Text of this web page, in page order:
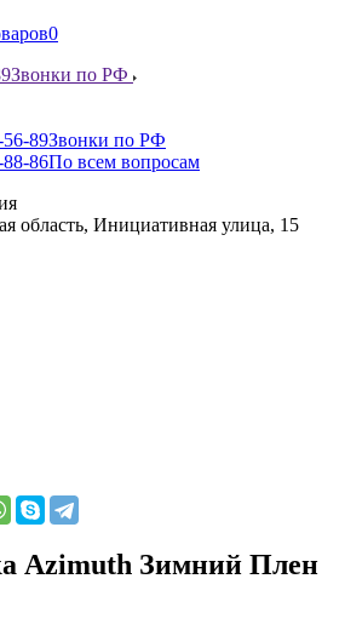
0
Звонки по РФ
89Звонки по РФ
86По всем вопросам
область, Инициативная улица, 15
Azimuth Зимний Плен